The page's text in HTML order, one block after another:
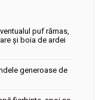
puf rămas,
și boia de ardei
generoase de